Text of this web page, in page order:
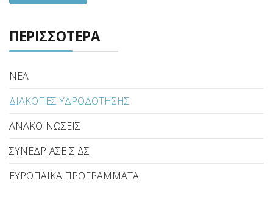
ΠΕΡΙΣΣΟΤΕΡΑ
ΝΕΑ
ΔΙΑΚΟΠΕΣ ΥΔΡΟΔΟΤΗΣΗΣ
ΑΝΑΚΟΙΝΩΣΕΙΣ
ΣΥΝΕΔΡΙΑΣΕΙΣ ΔΣ
ΕΥΡΩΠΑΙΚΑ ΠΡΟΓΡΑΜΜΑΤΑ